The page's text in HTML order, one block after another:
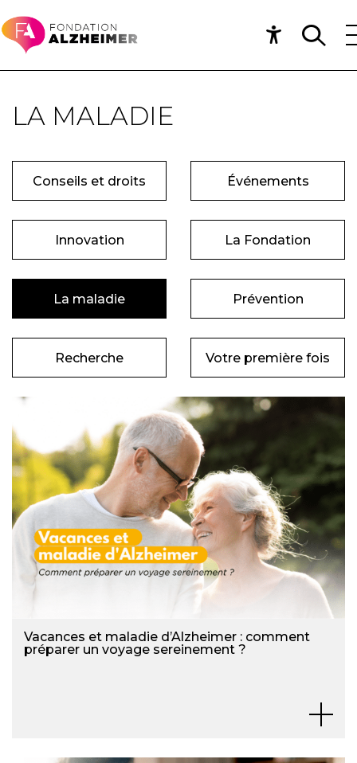
LA MALADIE
Conseils et droits Événements
Innovation La Fondation
La maladie Prévention
Recherche Votre première fois
Vacances et maladie d’Alzheimer : comment
préparer un voyage sereinement ?